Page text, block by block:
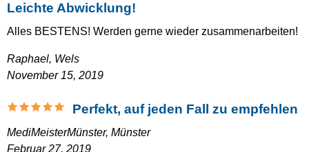
Leichte Abwicklung!
Alles BESTENS! Werden gerne wieder zusammenarbeiten!
Raphael, Wels
November 15, 2019
Perfekt, auf jeden Fall zu empfehlen
MediMeisterMünster, Münster
Februar 27, 2019